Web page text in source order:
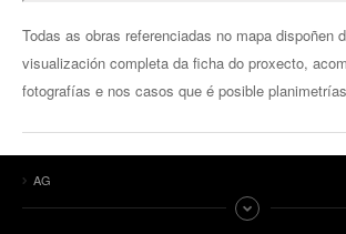
Todas as obras referenciadas no mapa dispoñen
visualización completa da ficha do proxecto,
fotografías e nos casos que é posible
AG